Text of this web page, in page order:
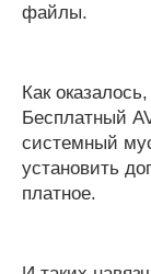
файлы.
Как
Бесплатный
системный
установить
платное.